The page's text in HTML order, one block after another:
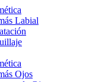
Labial
Ojos